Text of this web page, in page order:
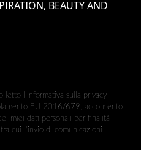
BEAUTY AND
letto l’informativa sulla privacy
EU 2016/679, acconsento
miei dati personali per finalità
cui l’invio di comunicazioni